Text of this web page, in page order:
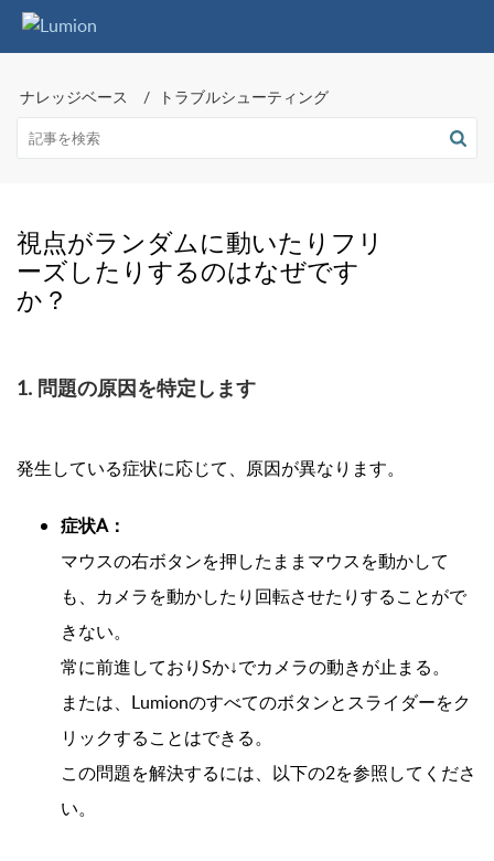
ナレッジベース トラブルシューティング
視点がランダムに動いたりフリ
ーズしたりするのはなぜです
か？
1. 問題の原因を特定します
発生している症状に応じて、原因が異なります。
症状A：
マウスの右ボタンを押したままマウスを動かして
も、カメラを動かしたり回転させたりすることがで
きない。
常に前進しておりSか↓でカメラの動きが止まる。
または、Lumionのすべてのボタンとスライダーをク
リックすることはできる。
この問題を解決するには、以下の2を参照してくださ
い。